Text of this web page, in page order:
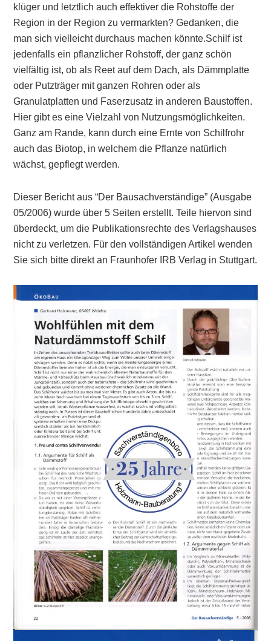
klüger und letztlich auch effektiver die Rohstoffe der
Region in der Region zu vermarkten? Gedanken, die
man sich vielleicht durchaus machen könnte.Schilf ist
jedenfalls ein pflanzlicher Rohstoff, der ganz schön
vielfältig ist, ob als Reet auf dem Dach, als Dämmplatte
oder Putzträger mit ganzen Rohren oder als
Granulatplatten und Faserzusatz in anderen Baustoffen.
Hier gibt es eine Vielzahl von Nutzungsmöglichkeiten.
Ganz am Rande, kann durch eine Ernte von Schilfrohr
auch das Biotop, in welchem die Pflanze natürlich
wächst, gepflegt werden.
Dieser Bericht aus “Der Bausachverständige” (Ausgabe
05/2006) wurde über 5 Seiten erstellt. Teile hiervon sind
überdeckt, um die Publikationsrechte des Verlagshauses
nicht zu verletzen. Für den vollständigen Artikel wenden
Sie sich bitte direkt an Fraunhofer IRB Verlag in Stuttgart.